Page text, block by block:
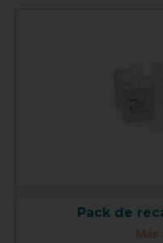
Pack de
Más